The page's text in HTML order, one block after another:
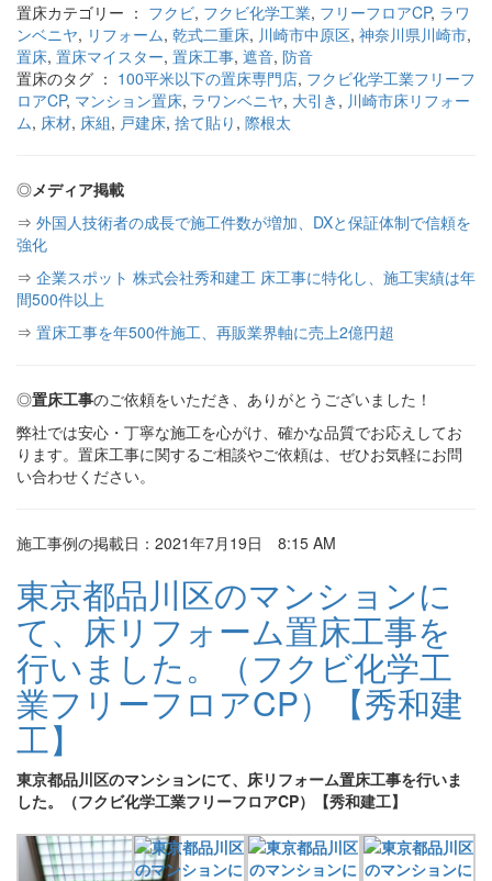
置床カテゴリー ： フクビ, フクビ化学工業, フリーフロアCP, ラワ
ンベニヤ, リフォーム, 乾式二重床, 川崎市中原区, 神奈川県川崎市,
置床, 置床マイスター, 置床工事, 遮音, 防音
置床のタグ ： 100平米以下の置床専門店, フクビ化学工業フリーフ
ロアCP, マンション置床, ラワンベニヤ, 大引き , 川崎市床リフォー
ム, 床材, 床組, 戸建床, 捨て貼り , 際根太
◎メディア掲載
⇒ 外国人技術者の成長で施工件数が増加、DXと保証体制で信頼を
強化
⇒ 企業スポット 株式会社秀和建工 床工事に特化し、施工実績は年
間500件以上
⇒ 置床工事を年500件施工、再販業界軸に売上2億円超
◎置床工事のご依頼をいただき、ありがとうございました！
弊社では安心・丁寧な施工を心がけ、確かな品質でお応えしてお
ります。置床工事に関するご相談やご依頼は、ぜひお気軽にお問
い合わせください。
施工事例の掲載日：2021年7月19日 8:15 AM
東京都品川区のマンションに
て、床リフォーム置床工事を
行いました。（フクビ化学工
業フリーフロアCP）【秀和建
工】
東京都品川区のマンションにて、床リフォーム置床工事を行いま
した。（フクビ化学工業フリーフロアCP）【秀和建工】